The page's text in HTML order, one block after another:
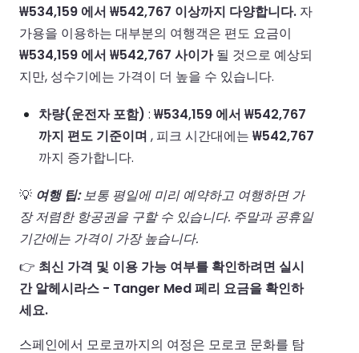
₩534,159 에서 ₩542,767 이상까지 다양합니다. 자
가용을 이용하는 대부분의 여행객은 편도 요금이
₩534,159 에서 ₩542,767 사이가될 것으로 예상되
지만, 성수기에는 가격이 더 높을 수 있습니다.
차량(운전자 포함) : ₩534,159 에서 ₩542,767
까지 편도 기준이며 , 피크 시간대에는 ₩542,767
까지 증가합니다.
💡 여행 팁:보통 평일에 미리 예약하고 여행하면 가
장 저렴한 항공권을 구할 수 있습니다. 주말과 공휴일
기간에는 가격이 가장 높습니다.
👉 최신 가격 및 이용 가능 여부를 확인하려면 실시
간 알헤시라스 - Tanger Med 페리 요금을 확인하
세요.
스페인에서 모로코까지의 여정은 모로코 문화를 탐